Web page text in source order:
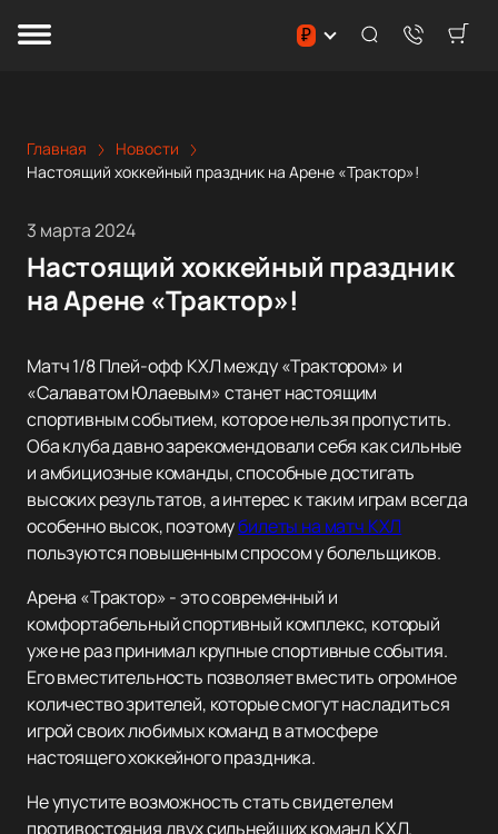
₽
Главная
Новости
Настоящий хоккейный праздник на Арене «Трактор»!
3 марта 2024
Настоящий хоккейный праздник
на Арене «Трактор»!
Матч 1/8 Плей-офф КХЛ между «Трактором» и
«Салаватом Юлаевым» станет настоящим
спортивным событием, которое нельзя пропустить.
Оба клуба давно зарекомендовали себя как сильные
и амбициозные команды, способные достигать
высоких результатов, а интерес к таким играм всегда
особенно высок, поэтомубилеты на матч КХЛ
пользуются повышенным спросом у болельщиков.
Арена «Трактор» - это современный и
комфортабельный спортивный комплекс, который
уже не раз принимал крупные спортивные события.
Его вместительность позволяет вместить огромное
количество зрителей, которые смогут насладиться
игрой своих любимых команд в атмосфере
настоящего хоккейного праздника.
Не упустите возможность стать свидетелем
противостояния двух сильнейших команд КХЛ.